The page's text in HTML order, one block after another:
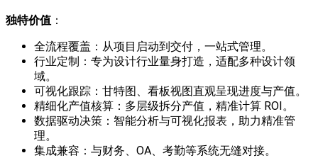
独特价值 ：
全流程覆盖：从项目启动到交付，一站式管理。
行业定制：专为设计行业量身打造，适配多种设计领
域。
可视化跟踪：甘特图、看板视图直观呈现进度与产值。
精细化产值核算：多层级拆分产值，精准计算 ROI。
数据驱动决策：智能分析与可视化报表，助力精准管
理。
集成兼容：与财务、OA、考勤等系统无缝对接。